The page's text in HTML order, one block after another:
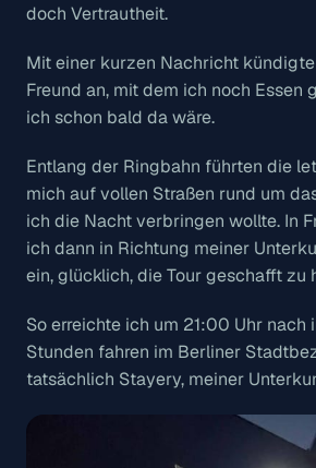
doch Vertrautheit.
Mit einer kurzen Nachricht
Freund an, mit dem ich noch Essen
ich schon bald da wäre.
Entlang der Ringbahn führten die
mich auf vollen Straßen rund um
ich die Nacht verbringen wollte. In
ich dann in Richtung meiner
ein, glücklich, die Tour geschafft zu
So erreichte ich um 21:00 Uhr nach
Stunden fahren im Berliner
tatsächlich Stayery, meiner